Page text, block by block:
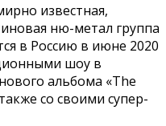
известная,
ню-метал группа
в Россию в июне 2020
шоу в
альбома «The
со своими супер-